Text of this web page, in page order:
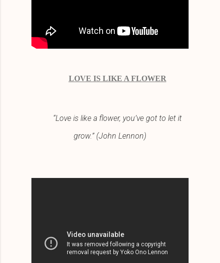
LOVE IS LIKE A FLOWER
“Love is like a flower, you’ve got to let it
grow.” (John Lennon)